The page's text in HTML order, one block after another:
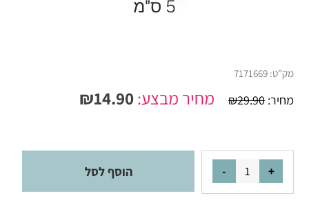
מק"ט: 7171669
מחיר: ₪29.90 מחיר מבצע: ₪14.90
הוסף לסל